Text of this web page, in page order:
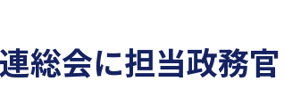
総会に担当政務